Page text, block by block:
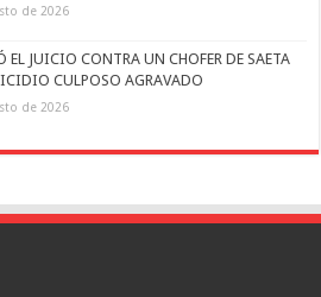
de 2026
EL JUICIO CONTRA UN CHOFER DE SAETA
CULPOSO AGRAVADO
de 2026